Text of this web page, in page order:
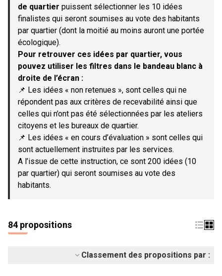
de quartier puissent sélectionner les 10 idées
finalistes qui seront soumises au vote des habitants
par quartier (dont la moitié au moins auront une portée
écologique).
Pour retrouver ces idées par quartier, vous
pouvez utiliser les filtres dans le bandeau blanc à
droite de l’écran :
📌 Les idées « non retenues », sont celles qui ne
répondent pas aux critères de recevabilité ainsi que
celles qui n’ont pas été sélectionnées par les ateliers
citoyens et les bureaux de quartier.
📌 Les idées « en cours d’évaluation » sont celles qui
sont actuellement instruites par les services.
A l’issue de cette instruction, ce sont 200 idées (10
par quartier) qui seront soumises au vote des
habitants.
84 propositions
Classement des propositions par :